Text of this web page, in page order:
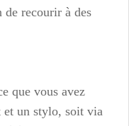
de recourir à des
que vous avez
et un stylo, soit via